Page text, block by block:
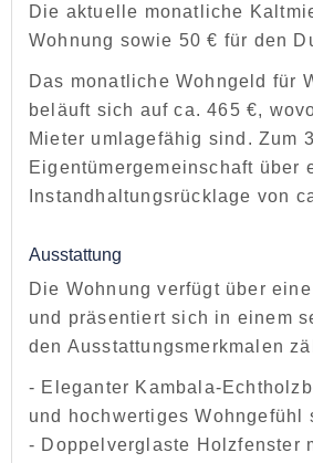
Die aktuelle monatliche
Wohnung sowie 50 € für den
Das monatliche Wohngeld für
beläuft sich auf ca. 465 €,
Mieter umlagefähig sind. Zum
Eigentümergemeinschaft über
Instandhaltungsrücklage von
Ausstattung
Die Wohnung verfügt über
und präsentiert sich in einem
den Ausstattungsmerkmalen
- Eleganter Kambala-
und hochwertiges Wohngefühl
- Doppelverglaste Holzfenster